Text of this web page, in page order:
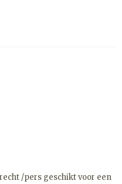
/pers geschikt voor een